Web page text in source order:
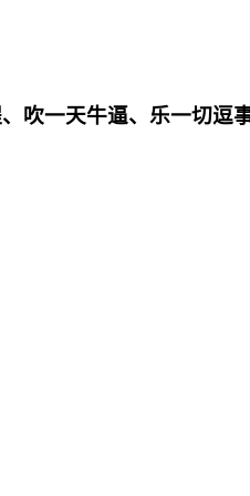
吹一天牛逼、乐一切逗